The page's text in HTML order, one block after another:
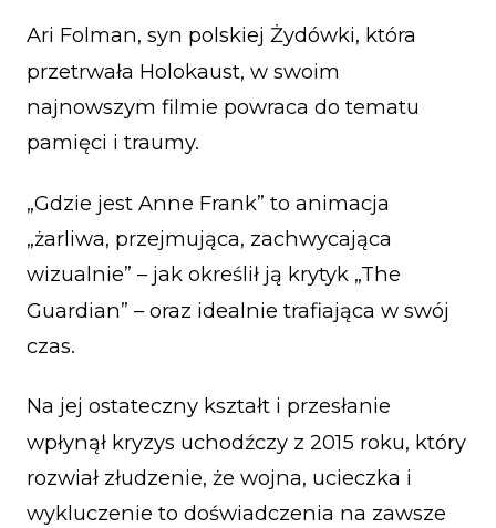
Ari Folman, syn polskiej Żydówki, która
przetrwała Holokaust, w swoim
najnowszym filmie powraca do tematu
pamięci i traumy.
„Gdzie jest Anne Frank” to animacja
„żarliwa, przejmująca, zachwycająca
wizualnie” – jak określił ją krytyk „The
Guardian” – oraz idealnie trafiająca w swój
czas.
Na jej ostateczny kształt i przesłanie
wpłynął kryzys uchodźczy z 2015 roku, który
rozwiał złudzenie, że wojna, ucieczka i
wykluczenie to doświadczenia na zawsze